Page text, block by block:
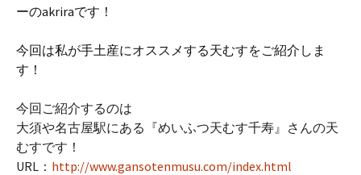
ーのakriraです！
今回は私が手土産にオススメする天むすをご紹介しま
す！
今回ご紹介するのは
大須や名古屋駅にある『めいふつ天むす千寿』さんの天
むすです！
URL： http://www.gansotenmusu.com/index.html